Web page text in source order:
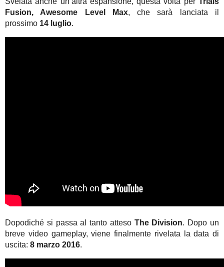
Fusion, Awesome Level Max, che sarà lanciata il
prossimo 14 luglio.
Dopodiché si passa al tanto atteso The Division. Dopo un
breve video gameplay, viene finalmente rivelata la data di
uscita: 8 marzo 2016.